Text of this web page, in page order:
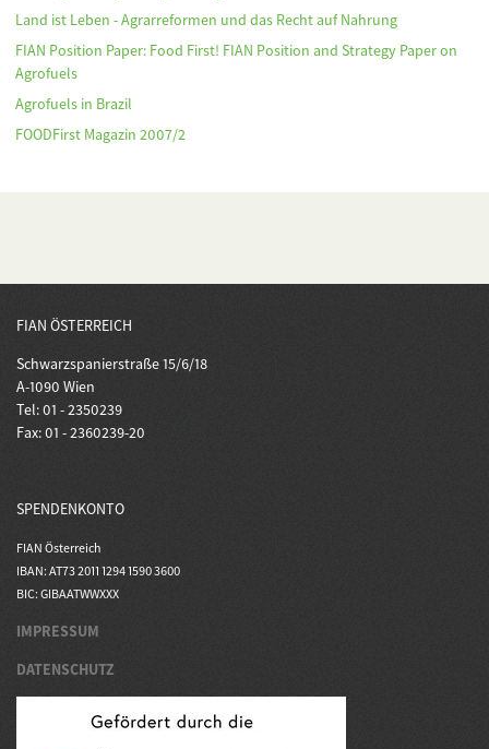
Land ist Leben - Agrarreformen und das Recht auf Nahrung
FIAN Position Paper: Food First! FIAN Position and Strategy Paper on
Agrofuels
Agrofuels in Brazil
FOODFirst Magazin 2007/2
FIAN ÖSTERREICH
Schwarzspanierstraße 15/6/18
A-1090 Wien
Tel: 01 - 2350239
Fax: 01 - 2360239-20
SPENDENKONTO
FIAN Österreich
IBAN: AT73 2011 1294 1590 3600
BIC: GIBAATWWXXX
IMPRESSUM
DATENSCHUTZ